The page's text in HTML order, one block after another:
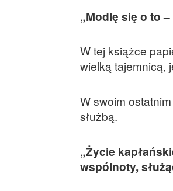
„Modlę się o to
W tej książce
wielką tajemnicą,
W swoim
służbą.
„Życie
wspólnoty,